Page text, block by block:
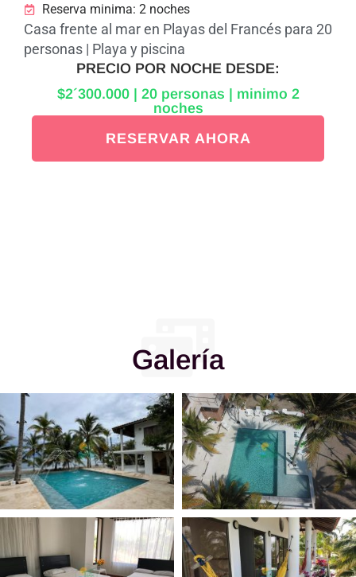
Reserva minima: 2 noches
Casa frente al mar en Playas del Francés para 20
personas | Playa y piscina
PRECIO POR NOCHE DESDE:
$2´300.000 | 20 personas | minimo 2
noches
RESERVAR AHORA
Galería